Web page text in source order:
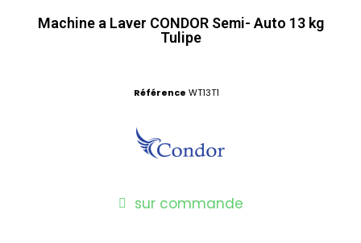
Machine a Laver CONDOR Semi- Auto 13 kg
Tulipe
Référence WT13T1
sur commande